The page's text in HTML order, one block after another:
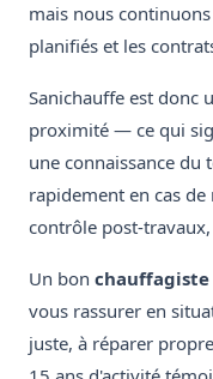
mais nous
planifiés et les
Sanichauffe est donc
proximité — ce qui
une connaissance du
rapidement en cas
contrôle post-
Un bon chauffagiste
vous rassurer en
juste, à réparer